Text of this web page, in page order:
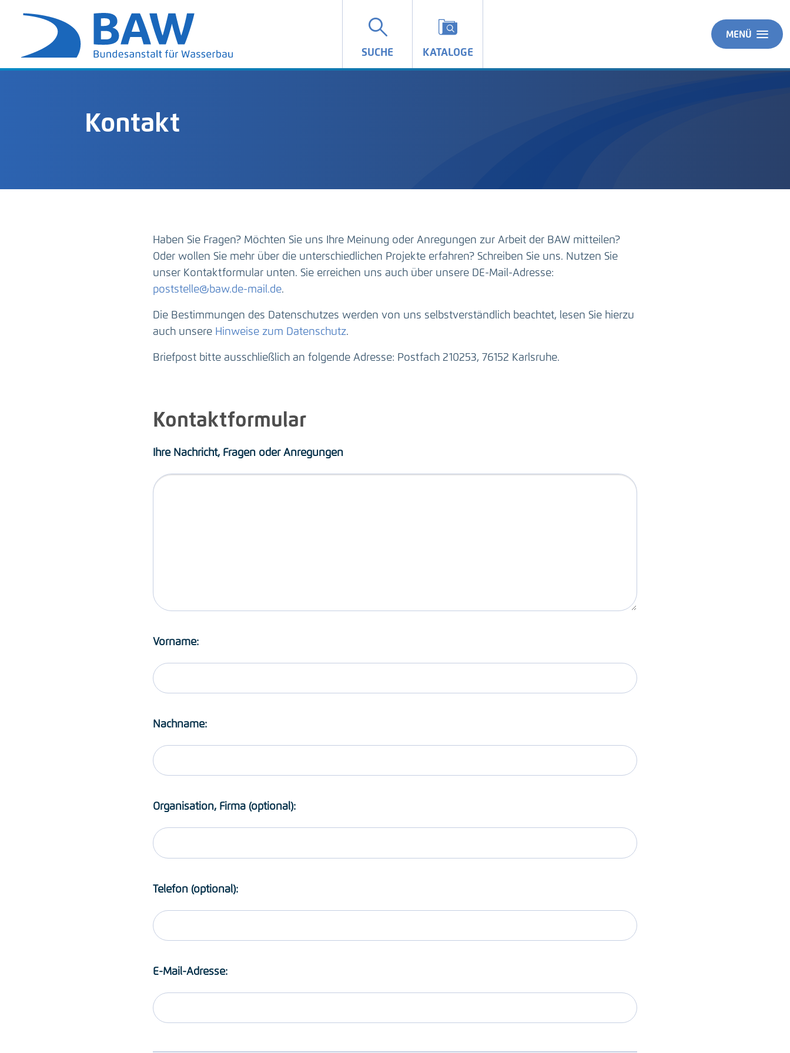
SUCHE KATALOGE
MENÜ
Kontakt
Haben Sie Fragen? Möchten Sie uns Ihre Meinung oder Anregungen zur Arbeit der BAW mitteilen?
Oder wollen Sie mehr über die unterschiedlichen Projekte erfahren? Schreiben Sie uns. Nutzen Sie
unser Kontaktformular unten. Sie erreichen uns auch über unsere DE-Mail-Adresse:
poststelle@baw.de-mail.de.
Die Bestimmungen des Datenschutzes werden von uns selbstverständlich beachtet, lesen Sie hierzu
auch unsere Hinweise zum Datenschutz.
Briefpost bitte ausschließlich an folgende Adresse: Postfach 210253, 76152 Karlsruhe.
Kontaktformular
Ihre Nachricht, Fragen oder Anregungen
Vorname:
Nachname:
Organisation, Firma (optional):
Telefon (optional):
E-Mail-Adresse: